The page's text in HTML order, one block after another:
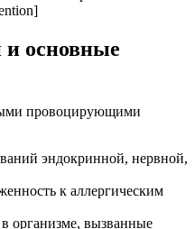
основные
провоцирующими
эндокринной, нервной,
к аллергическим
организме, вызванные